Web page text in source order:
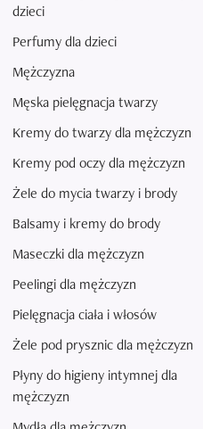
dzieci
Perfumy dla dzieci
Mężczyzna
Męska pielęgnacja twarzy
Kremy do twarzy dla mężczyzn
Kremy pod oczy dla mężczyzn
Żele do mycia twarzy i brody
Balsamy i kremy do brody
Maseczki dla mężczyzn
Peelingi dla mężczyzn
Pielęgnacja ciała i włosów
Żele pod prysznic dla mężczyzn
Płyny do higieny intymnej dla
mężczyzn